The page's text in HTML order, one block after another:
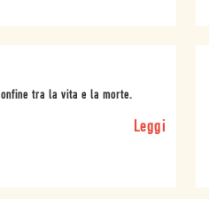
tra la vita e la morte.
Leggi